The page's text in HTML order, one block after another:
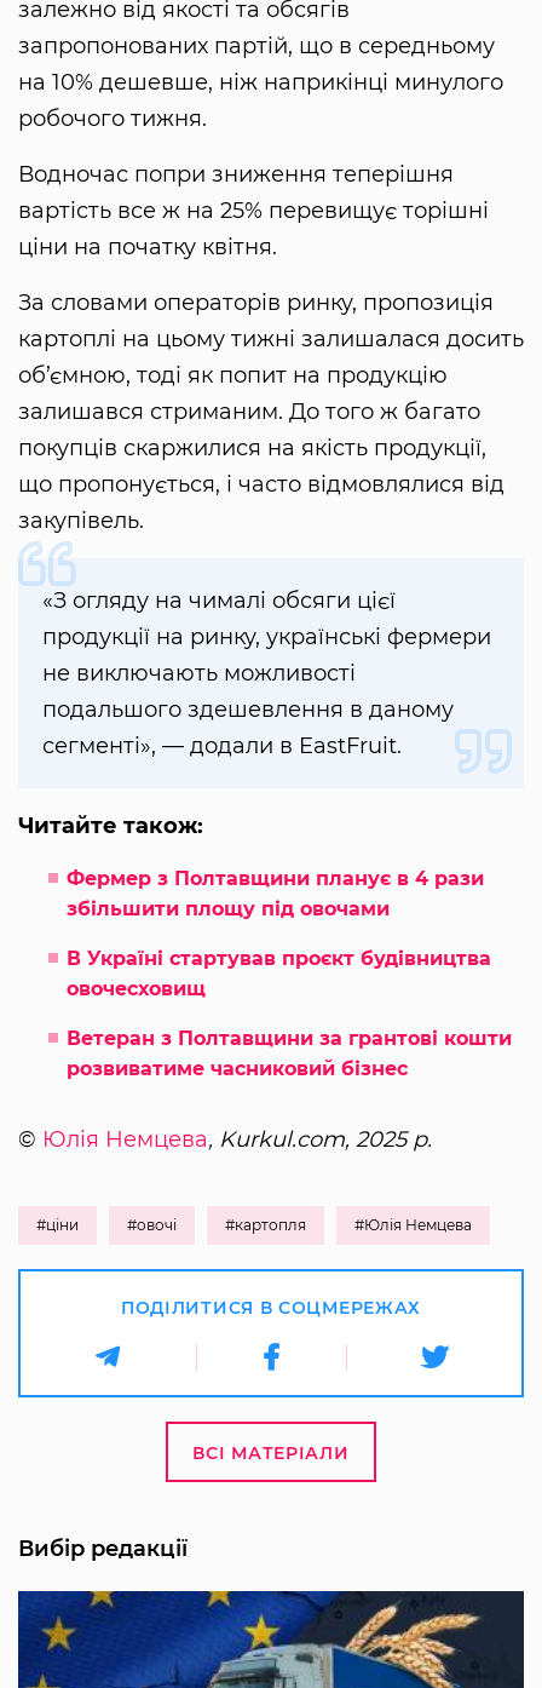
залежно від якості та обсягів
запропонованих партій, що в середньому
на 10% дешевше, ніж наприкінці минулого
робочого тижня.
Водночас попри зниження теперішня
вартість все ж на 25% перевищує торішні
ціни на початку квітня.
За словами операторів ринку, пропозиція
картоплі на цьому тижні залишалася досить
об’ємною, тоді як попит на продукцію
залишався стриманим. До того ж багато
покупців скаржилися на якість продукції,
що пропонується, і часто відмовлялися від
закупівель.
«З огляду на чималі обсяги цієї
продукції на ринку, українські фермери
не виключають можливості
подальшого здешевлення в даному
сегменті», — додали в EastFruit.
Читайте також:
Фермер з Полтавщини планує в 4 рази
збільшити площу під овочами
В Україні стартував проєкт будівництва
овочесховищ
Ветеран з Полтавщини за грантові кошти
розвиватиме часниковий бізнес
© Юлія Немцева, Kurkul.com, 2025 р.
#ціни #овочі #картопля #Юлія Немцева
ПОДІЛИТИСЯ В СОЦМЕРЕЖАХ
ВСІ МАТЕРІАЛИ
Вибір редакції